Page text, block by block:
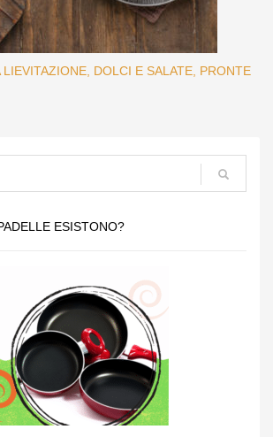
DOLCI E SALATE, PRONTE
ESISTONO?